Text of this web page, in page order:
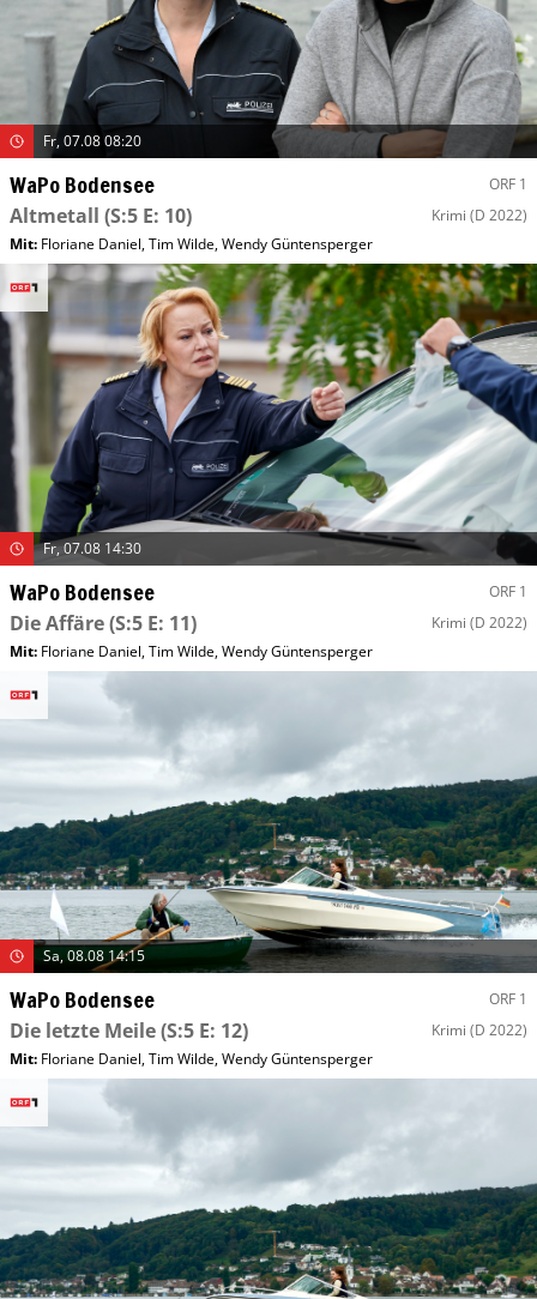
Fr, 07.08 08:20
WaPo Bodensee ORF 1
Altmetall (S:5 E: 10) Krimi (D 2022)
Mit: Floriane Daniel,Tim Wilde,Wendy Güntensperger
Fr, 07.08 14:30
WaPo Bodensee ORF 1
Die Affäre(S:5 E: 11) Krimi (D 2022)
Mit: Floriane Daniel,Tim Wilde,Wendy Güntensperger
Sa, 08.08 14:15
WaPo Bodensee ORF 1
Die letzte Meile(S:5 E: 12) Krimi (D 2022)
Mit: Floriane Daniel,Tim Wilde,Wendy Güntensperger